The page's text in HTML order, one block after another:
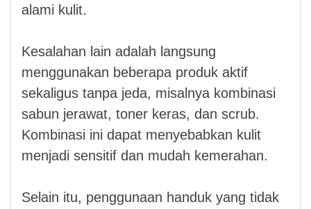
alami kulit.
Kesalahan lain adalah langsung
menggunakan beberapa produk aktif
sekaligus tanpa jeda, misalnya kombinasi
sabun jerawat, toner keras, dan scrub.
Kombinasi ini dapat menyebabkan kulit
menjadi sensitif dan mudah kemerahan.
Selain itu, penggunaan handuk yang tidak